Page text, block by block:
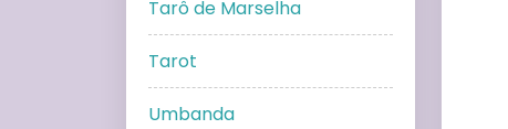
Tarô de Marselha
Tarot
Umbanda